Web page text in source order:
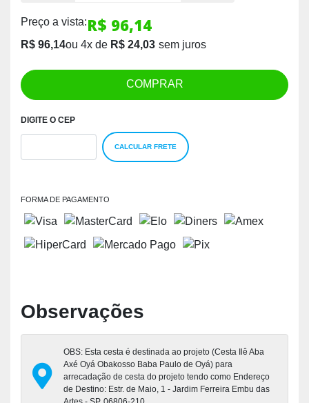
R$ 96,14ou 4x de R$ 24,03
Preço a vista:R$ 96,14
COMPRAR
DIGITE O CEP
CALCULAR FRETE
FORMA DE PAGAMENTO
Observações
OBS: Esta cesta é destinada ao projeto (Cesta Ilê Aba
Axé Oyá Obakosso Baba Paulo de Oyá) para
arrecadação de cesta do projeto tendo como Endereço
de Destino: Estr. de Maio, 1 - Jardim Ferreira Embu das